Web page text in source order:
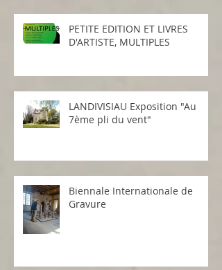
PETITE EDITION ET LIVRES
D'ARTISTE, MULTIPLES
LANDIVISIAU Exposition "Au
7ème pli du vent"
Biennale Internationale de
Gravure